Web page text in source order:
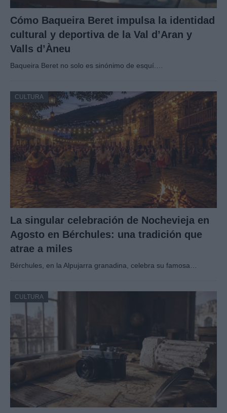
Cómo Baqueira Beret impulsa la identidad
cultural y deportiva de la Val d’Aran y
Valls d’Àneu
Baqueira Beret no solo es sinónimo de esquí.…
CULTURA
La singular celebración de Nochevieja en
Agosto en Bérchules: una tradición que
atrae a miles
Bérchules, en la Alpujarra granadina, celebra su famosa…
CULTURA